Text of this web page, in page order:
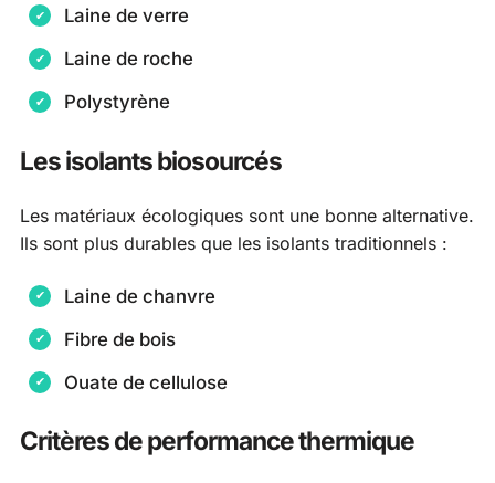
Laine de verre
Laine de roche
Polystyrène
Les isolants biosourcés
Les matériaux écologiques sont une bonne alternative.
Ils sont plus durables que les isolants traditionnels :
Laine de chanvre
Fibre de bois
Ouate de cellulose
Critères de performance thermique